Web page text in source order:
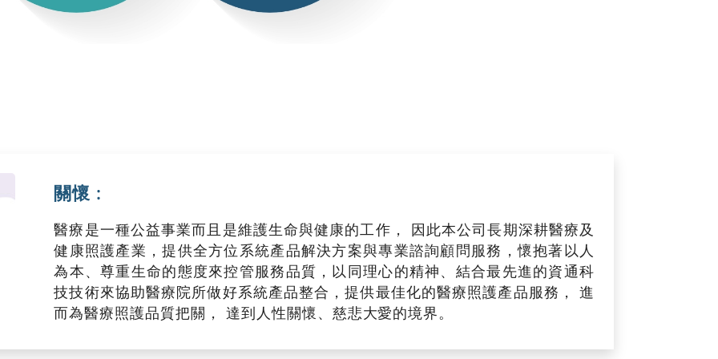
關懷 :
醫療是一種公益事業而且是維護生命與健康的工作， 因此本公司長期深耕醫療及
健康照護產業，提供全方位系統產品解決方案與專業諮詢顧問服務，懷抱著以人
為本、尊重生命的態度來控管服務品質，以同理心的精神、結合最先進的資通科
技技術來協助醫療院所做好系統產品整合，提供最佳化的醫療照護產品服務， 進
而為醫療照護品質把關， 達到人性關懷、慈悲大愛的境界。